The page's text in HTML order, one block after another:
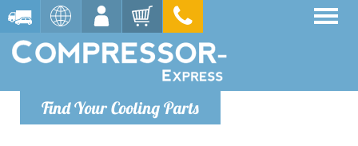
Find Your Cooling Parts